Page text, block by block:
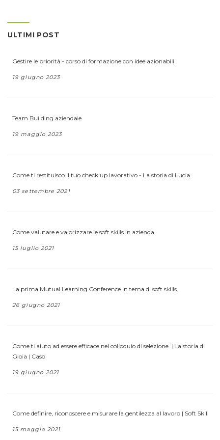
ULTIMI POST
Gestire le priorità - corso di formazione con idee azionabili
19 giugno 2023
Team Building aziendale
19 maggio 2023
Come ti restituisco il tuo check up lavorativo - La storia di Lucia.
03 settembre 2021
Come valutare e valorizzare le soft skills in azienda
15 luglio 2021
La prima Mutual Learning Conference in tema di soft skills.
26 giugno 2021
Come ti aiuto ad essere efficace nel colloquio di selezione. | La storia di
Gioia | Caso
19 giugno 2021
Come definire, riconoscere e misurare la gentilezza al lavoro | Soft Skill
15 maggio 2021